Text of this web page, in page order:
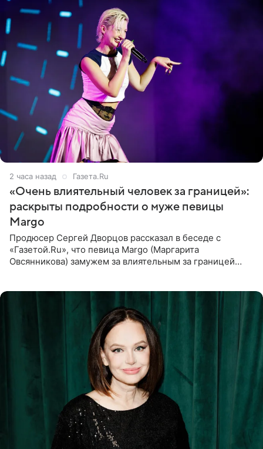
2 часа назад Газета.Ru
«Очень влиятельный человек за границей»:
раскрыты подробности о муже певицы
Margo
Продюсер Сергей Дворцов рассказал в беседе с
«Газетой.Ru», что певица Margo (Маргарита
Овсянникова) замужем за влиятельным за границей